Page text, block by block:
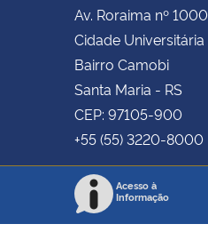
Av. Roraima nº 1000
Cidade Universitária
Bairro Camobi
Santa Maria - RS
CEP: 97105-900
+55 (55) 3220-8000
Acesso à
Informação